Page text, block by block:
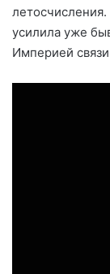
усилила ужe
Империей